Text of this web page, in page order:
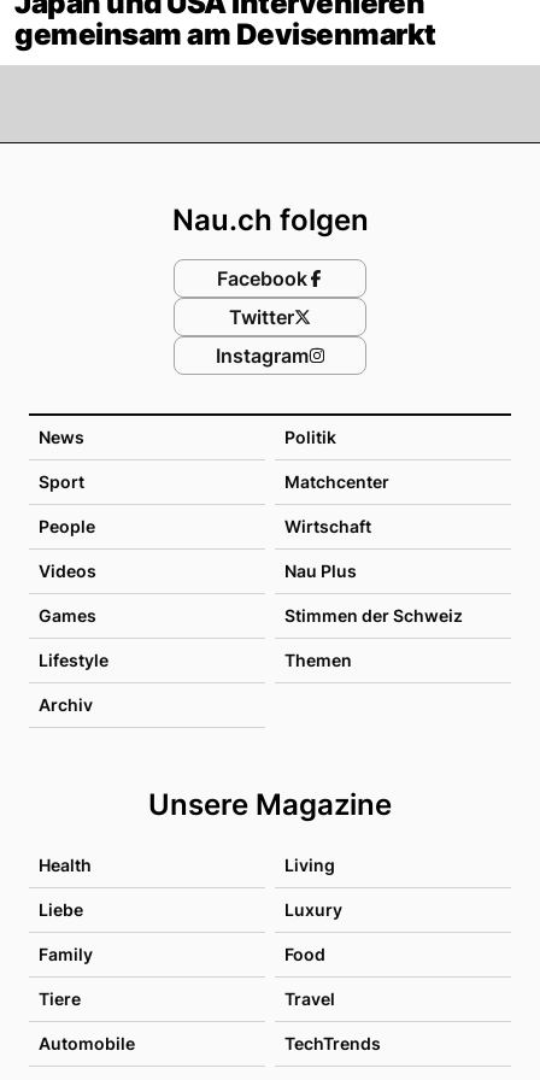
gemeinsam am Devisenmarkt
News Politik
Sport Matchcenter
People Wirtschaft
Videos Nau Plus
Games Stimmen der Schweiz
Lifestyle Themen
Archiv
Unsere Magazine
Health Living
Liebe Luxury
Family Food
Tiere Travel
Automobile TechTrends
Nau.ch folgen
Facebook
Twitter
Instagram